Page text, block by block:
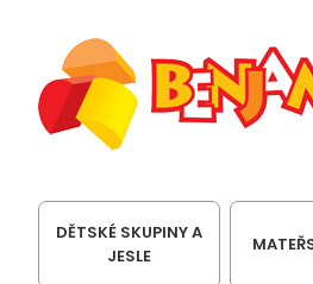
DĚTSKÉ SKUPINY A
JESLE